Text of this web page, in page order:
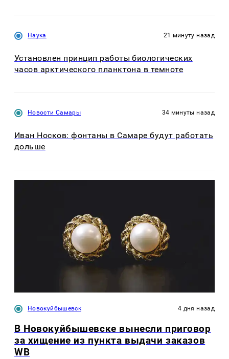
Наука 21 минуту назад
Установлен принцип работы биологических
часов арктического планктона в темноте
Новости Самары 34 минуты назад
Иван Носков: фонтаны в Самаре будут работать
дольше
Новокуйбышевск 4 дня назад
В Новокуйбышевске вынесли приговор
за хищение из пункта выдачи заказов
WB